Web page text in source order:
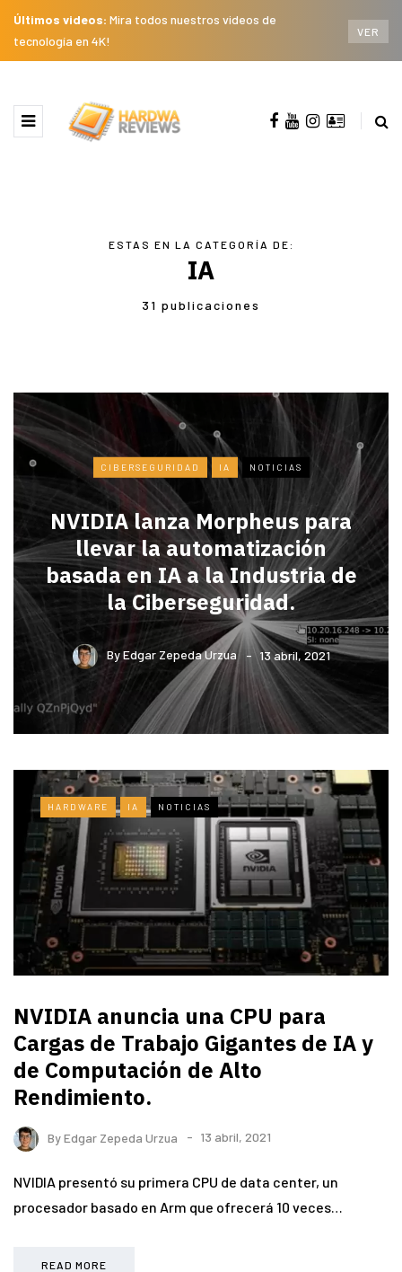
Últimos videos: Mira todos nuestros videos de
tecnología en 4K!
VER
ESTAS EN LA CATEGORÍA DE:
IA
31 publicaciones
CIBERSEGURIDAD IA NOTICIAS
NVIDIA lanza Morpheus para
llevar la automatización
basada en IA a la Industria de
la Ciberseguridad.
ByEdgar Zepeda Urzua 13 abril, 2021
HARDWARE IA NOTICIAS
NVIDIA anuncia una CPU para
Cargas de Trabajo Gigantes de IA y
de Computación de Alto
Rendimiento.
ByEdgar Zepeda Urzua 13 abril, 2021
NVIDIA presentó su primera CPU de data center, un
procesador basado en Arm que ofrecerá 10 veces…
READ MORE